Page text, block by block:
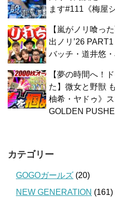
ます#111《梅屋シ
【嵐がノリ喰っ
出ノリ’26
バッチ・道井悠
【夢の時間へ！
た】微女と野獣
柚希・ヤドゥ》
GOLDEN
カテゴリー
GOGOガールズ (20)
NEW GENERATION (161)